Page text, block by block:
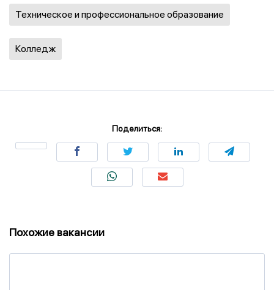
Техническое и профессиональное образование
Колледж
Поделиться:
Похожие вакансии